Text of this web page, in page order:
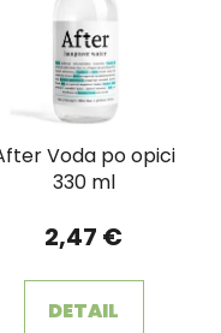
Voda po opici
330 ml
2,47 €
DETAIL